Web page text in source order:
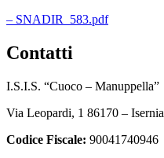
– SNADIR_583.pdf
contatti
I.S.I.S. “Cuoco – Manuppella”
Via Leopardi, 1 86170 – Isernia
Codice Fiscale: 90041740946